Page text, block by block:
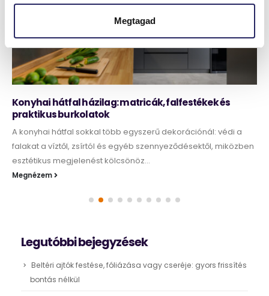
Megtagad
Konyhai hátfal házilag: matricák, falfestékek és
praktikus burkolatok
A konyhai hátfal sokkal több egyszerű dekorációnál: védi a
falakat a víztől, zsírtól és egyéb szennyeződésektől, miközben
esztétikus megjelenést kölcsönöz...
Megnézem
Legutóbbi bejegyzések
Beltéri ajtók festése, fóliázása vagy cseréje: gyors frissítés
bontás nélkül